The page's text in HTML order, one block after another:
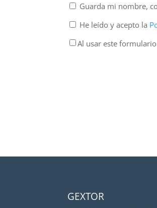
Guarda mi nombre,
He leído y acepto la
Al usar este
GEXTOR